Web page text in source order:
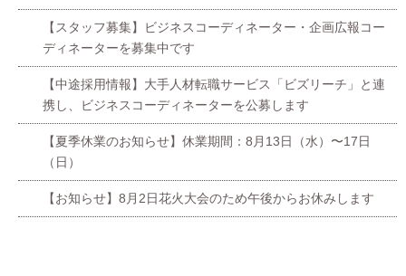
【スタッフ募集】ビジネスコーディネーター・企画広報コー
ディネーターを募集中です
【中途採用情報】大手人材転職サービス「ビズリーチ」と連
携し、ビジネスコーディネーターを公募します
【夏季休業のお知らせ】休業期間：8月13日（水）〜17日
（日）
【お知らせ】8月2日花火大会のため午後からお休みします